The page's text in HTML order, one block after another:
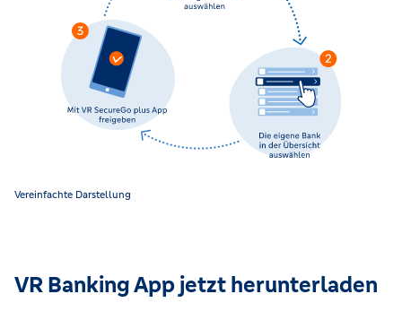
Vereinfachte Darstellung
VR Banking App jetzt herunterladen